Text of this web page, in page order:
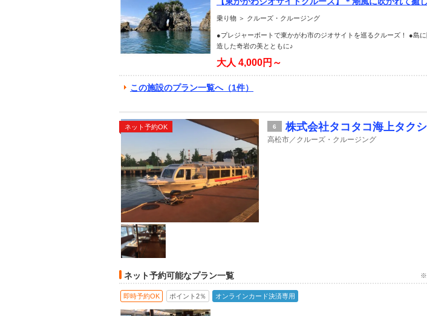
乗り物 ＞ クルーズ・クルージング
●プレジャーボートで東かがわ市のジオサイトを巡るクルーズ！ ●島
造した奇岩の美とともに♪
大人 4,000円～
この施設のプラン一覧へ（1件）
ネット予約OK 6 株式会社タコタコ海上タク
高松市／クルーズ・クルージング
ネット予約可能なプラン一覧 ※
即時予約OK ポイント2％ オンラインカード決済専用